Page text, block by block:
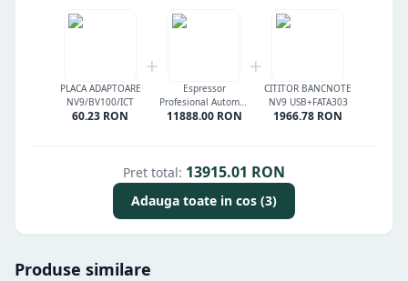
PLACA ADAPTOARE
NV9/BV100/ICT
60.23 RON
+
Espressor
Profesional Automat
Saeco Phedra Evo
11888.00RON
+
CITITOR BANCNOTE
NV9 USB+FATA303
1966.78 RON
Pret total: 13915.01 RON
Adauga toate in cos (3)
Produse similare